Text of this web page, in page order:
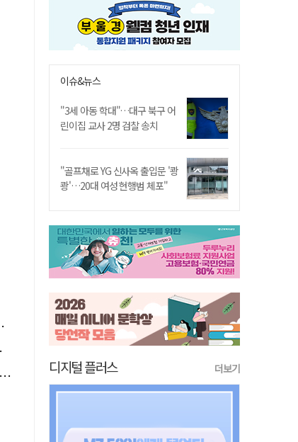
이슈&뉴스
"3세 아동 학대"…대구 북구 어
린이집 교사 2명 검찰 송치
"골프채로 YG 신사옥 출입문 '쾅
쾅'…20대 여성 현행범 체포"
디지털 플러스 더보기